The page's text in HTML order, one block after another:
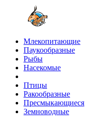
Млекопитающие
Паукообразные
Рыбы
Насекомые
Птицы
Ракообразные
Пресмыкающиеся
Земноводные